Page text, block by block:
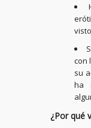
con
su
ha
¿Por qué